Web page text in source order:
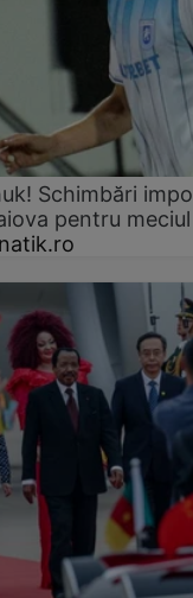
Schimbări
pentru